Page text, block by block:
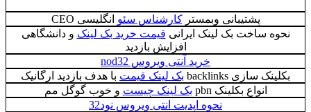
پشتیبانی وبمسترکارشناس سئو انگلیسی CEO
نحوه ساخت بک لینک ایرانی قیمت خرید بک لینک و دانشگاهی
افزایش بازدید
خرید آنتی ویروس nod32
بکلینک سازی backlinks
بک لینک قیمت با هدف بازدید ارگانیک
انواع بکلینک pbn
بک لینک چیست و خوب گوگل مم
نحوه اپدیت انتی ویروس نود32